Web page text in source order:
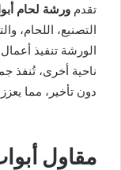
تقدم ورشة لحام
التصنيع، اللحام،
الورشة تنفيذ
ناحية أخرى، تُنفذ
دون تأخير، مما يعزز
مقاول